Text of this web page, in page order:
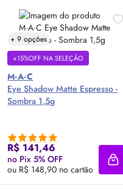
+ 9 opções
+15%OFF NA SELEÇÃO
M·A·C
Eye Shadow Matte Espresso -
Sombra 1,5g
R$ 141,46
no Pix 5% OFF
ou R$ 148,90 no cartão